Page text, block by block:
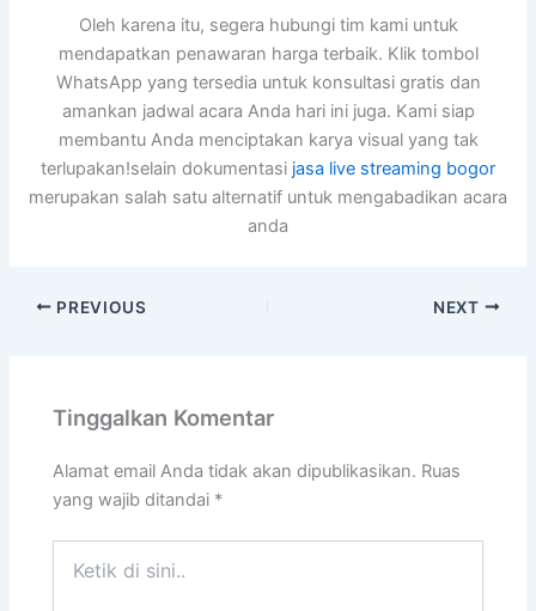
Oleh karena itu, segera hubungi tim kami untuk
mendapatkan penawaran harga terbaik. Klik tombol
WhatsApp yang tersedia untuk konsultasi gratis dan
amankan jadwal acara Anda hari ini juga. Kami siap
membantu Anda menciptakan karya visual yang tak
terlupakan!selain dokumentasi jasa live streaming bogor
merupakan salah satu alternatif untuk mengabadikan acara
anda
PREVIOUS NEXT
Tinggalkan Komentar
Alamat email Anda tidak akan dipublikasikan. Ruas
yang wajib ditandai *